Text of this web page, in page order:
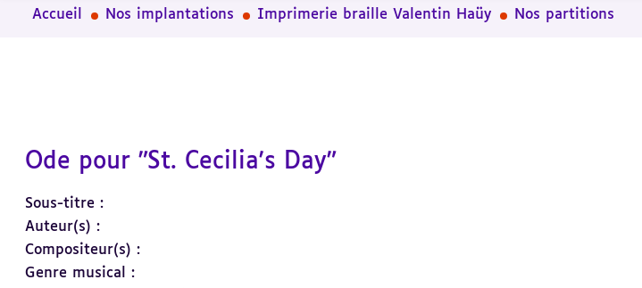
Accueil Nos implantations Imprimerie braille Valentin Haüy Nos partitions
Ode pour "St. Cecilia's Day"
Sous-titre :
Auteur(s) :
Compositeur(s) :
Genre musical :